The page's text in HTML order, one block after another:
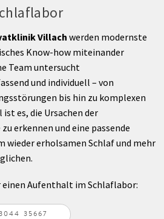
Maria Hilf
Karriere Kontakt
Villach werden modernste
Know-how miteinander
Team untersucht
und individuell – von
bis hin zu komplexen
es, die Ursachen der
erkennen und eine passende
wieder erholsamen Schlaf und mehr
Aufenthalt im Schlaflabor:
35667